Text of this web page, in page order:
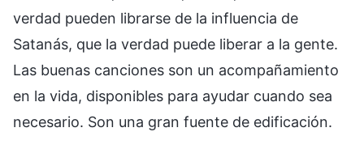
verdad pueden librarse de la influencia de
Satanás, que la verdad puede liberar a la gente.
Las buenas canciones son un acompañamiento
en la vida, disponibles para ayudar cuando sea
necesario. Son una gran fuente de edificación.